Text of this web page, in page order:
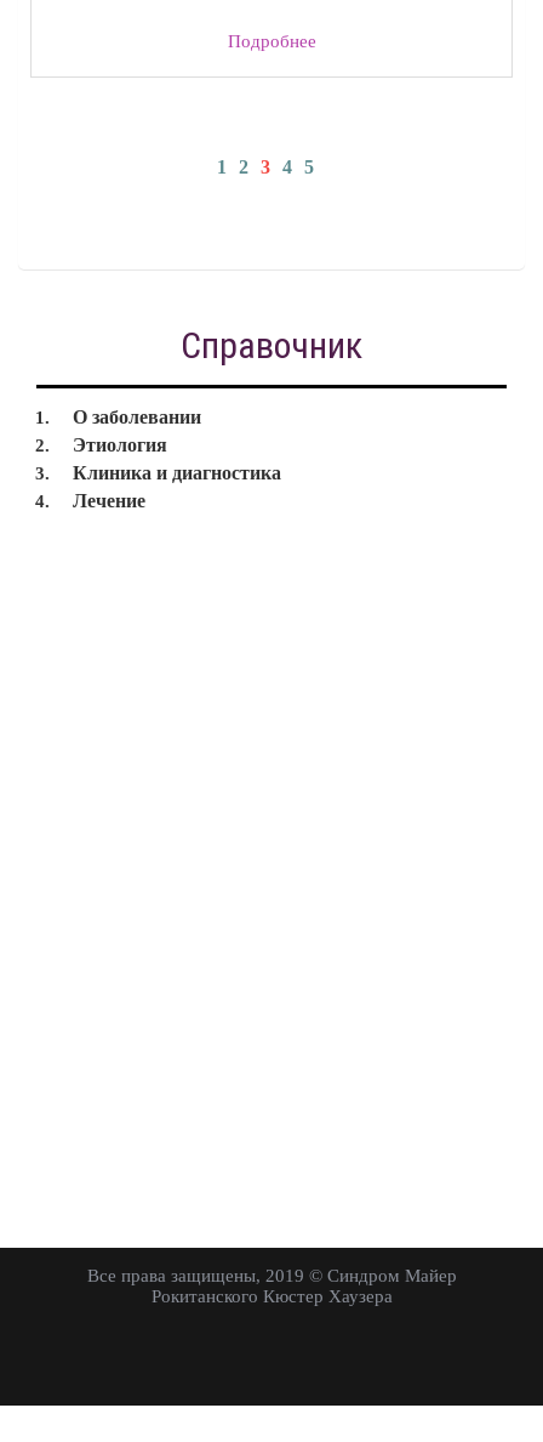
Подробнее
1 2 3 4 5
Справочник
О заболевании
Этиология
Клиника и диагностика
Лечение
Все права защищены, 2019 © Синдром Майер
Рокитанского Кюстер Хаузера